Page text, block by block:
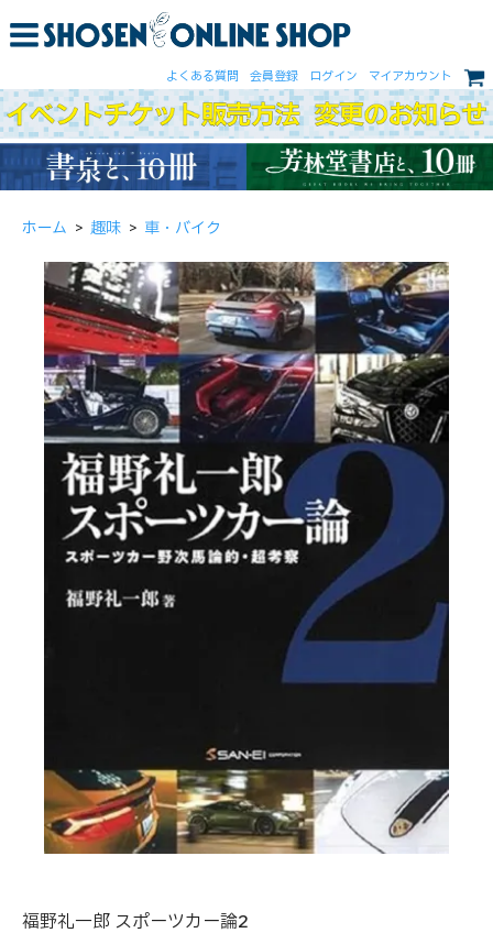
よくある質問 会員登録 ログイン マイアカウント
ホーム > 趣味 > 車・バイク
福野礼一郎 スポーツカー論2